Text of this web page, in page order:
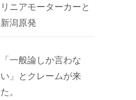
リニアモーターカーと
新潟原発
「一般論しか言わな
い」とクレームが来
た。